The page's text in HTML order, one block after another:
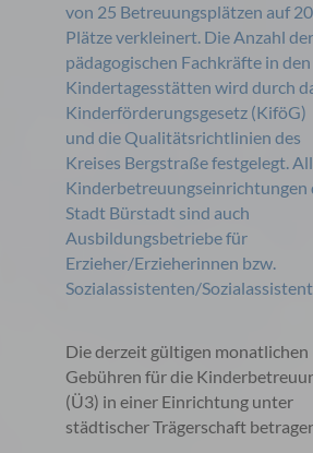
von 25 Betreuungsplätzen auf 20
Plätze verkleinert. Die Anzahl der
pädagogischen Fachkräfte in den
Kindertagesstätten wird durch
Kinderförderungsgesetz (KiföG)
und die Qualitätsrichtlinien des
Kreises Bergstraße festgelegt.
Kinderbetreuungseinrichtungen
Stadt Bürstadt sind auch
Ausbildungsbetriebe für
Erzieher/Erzieherinnen bzw.
Sozialassistenten/
Die derzeit gültigen monatlichen
Gebühren für die
(Ü3) in einer Einrichtung unter
städtischer Trägerschaft